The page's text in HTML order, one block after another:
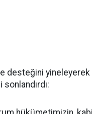
desteğini yineleyerek